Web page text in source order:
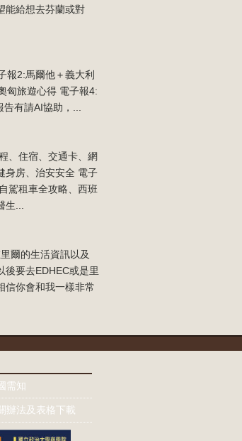
能給想去芬蘭或對
報2:馬爾他＋義大利
匈旅遊心得 電子報4:
有請AI協助，...
、住宿、交通卡、網
身房、治安安全 電子
駕租車全攻略、西班
...
爾的生活資訊以及
後要去EDHEC或是里
信你會和我一樣非常
需知
辦法及表格下載